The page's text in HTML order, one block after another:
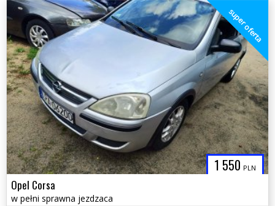
1 550 PLN
super oferta
Opel Corsa
w pełni sprawna jezdzaca